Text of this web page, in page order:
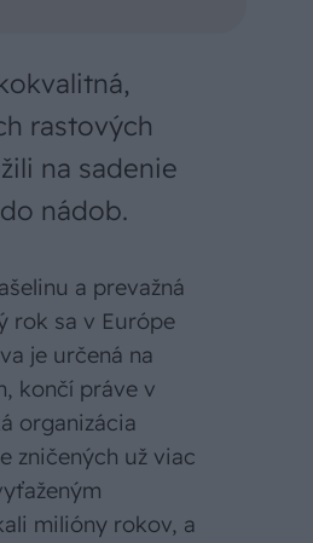
rastových
na sadenie
nádob.
a prevažná
rok sa v Európe
je určená na
končí práve v
organizácia
zničených už viac
milióny rokov, a